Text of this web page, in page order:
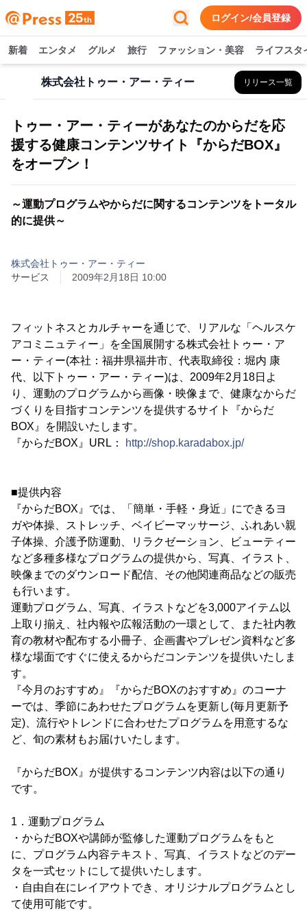
ログイン/会員登録
新着 エンタメ グルメ 旅行 ファッション・美容 ライフスタ
株式会社トゥー・アー・ティー リリース一覧
トゥー・アー・ティーがあなたのからだを応
援する健康コンテンツサイト『からだBOX』
をオープン！
～運動プログラムやからだに関するコンテンツをトータル
的に提供～
株式会社トゥー・アー・ティー
サービス
2009年2月18日 10:00
フィットネスとカルチャーを通じで、リアルな「ヘルスケ
アコミニュティー」を全国展開する株式会社トゥー・ア
ー・ティー(本社：福井県福井市、代表取締役：堀内 康
代、以下トゥー・アー・ティー)は、2009年2月18日よ
り、運動のプログラムから画像・映像まで、健康なからだ
づくりを目指すコンテンツを提供するサイト『からだ
BOX』を開設いたします。
『からだBOX』URL：
http://shop.karadabox.jp/
■提供内容
『からだBOX』では、「簡単・手軽・身近」にできるヨ
ガや体操、ストレッチ、ベイビーマッサージ、ふれあい親
子体操、介護予防運動、リラクゼーション、ビューティー
など多種多様なプログラムの提供から、写真、イラスト、
映像までのダウンロード配信、その他関連商品などの販売
も行います。
運動プログラム、写真、イラストなどを3,000アイテム以
上取り揃え、社内報や広報活動の一環として、また社内教
育の教材や配布する小冊子、企画書やプレゼン資料など多
様な場面ですぐに使えるからだコンテンツを提供いたしま
す。
『今月のおすすめ』『からだBOXのおすすめ』のコーナ
ーでは、季節にあわせたプログラムを更新し(毎月更新予
定)、流行やトレンドに合わせたプログラムを用意するな
ど、旬の素材もお届けいたします。
『からだBOX』が提供するコンテンツ内容は以下の通り
です。
1．運動プログラム
・からだBOXや講師が監修した運動プログラムをもと
に、プログラム内容テキスト、写真、イラストなどのデー
タを一式セットにして提供いたします。
・自由自在にレイアウトでき、オリジナルプログラムとし
て使用可能です。